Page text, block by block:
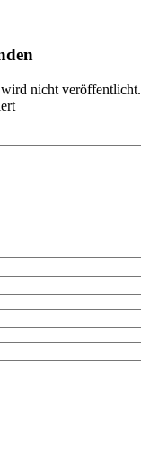
nicht veröffentlicht.